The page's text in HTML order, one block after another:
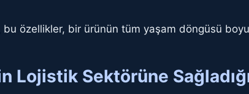
bu özellikler, bir ürünün tüm yaşam döngüsü
Lojistik Sektörüne